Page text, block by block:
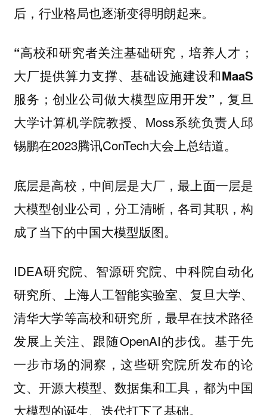
后，行业格局也逐渐变得明朗起来。
“高校和研究者关注基础研究，培养人才；
大厂提供算力支撑、基础设施建设和MaaS
服务；创业公司做大模型应用开发”，复旦
大学计算机学院教授、Moss系统负责人邱
锡鹏在2023腾讯ConTech大会上总结道。
底层是高校，中间层是大厂，最上面一层是
大模型创业公司，分工清晰，各司其职，构
成了当下的中国大模型版图。
IDEA研究院、智源研究院、中科院自动化
研究所、上海人工智能实验室、复旦大学、
清华大学等高校和研究所，最早在技术路径
发展上关注、跟随OpenAI的步伐。基于先
一步市场的洞察，这些研究院所发布的论
文、开源大模型、数据集和工具，都为中国
大模型的诞生、迭代打下了基础。